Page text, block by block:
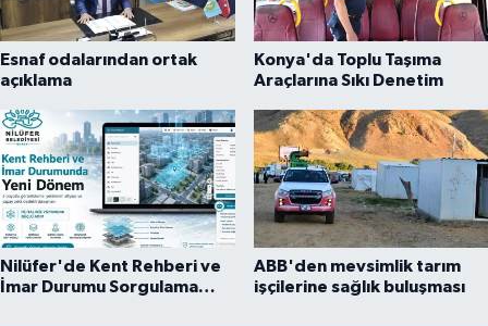
Esnaf odalarından ortak
açıklama
Konya'da Toplu Taşıma
Araçlarına Sıkı Denetim
Nilüfer'de Kent Rehberi ve
İmar Durumu Sorgulama
ABB'den mevsimlik tarım
işçilerine sağlık buluşması